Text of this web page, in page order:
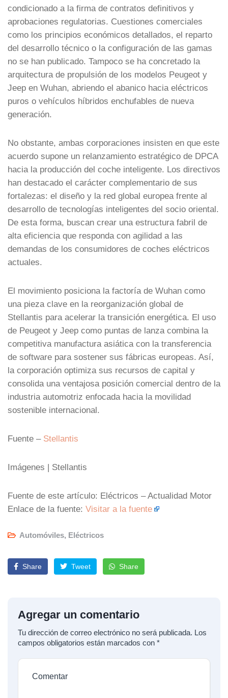
condicionado a la firma de contratos definitivos y
aprobaciones regulatorias. Cuestiones comerciales
como los principios económicos detallados, el reparto
del desarrollo técnico o la configuración de las gamas
no se han publicado. Tampoco se ha concretado la
arquitectura de propulsión de los modelos Peugeot y
Jeep en Wuhan, abriendo el abanico hacia eléctricos
puros o vehículos híbridos enchufables de nueva
generación.
No obstante, ambas corporaciones insisten en que este
acuerdo supone un relanzamiento estratégico de DPCA
hacia la producción del coche inteligente. Los directivos
han destacado el carácter complementario de sus
fortalezas: el diseño y la red global europea frente al
desarrollo de tecnologías inteligentes del socio oriental.
De esta forma, buscan crear una estructura fabril de
alta eficiencia que responda con agilidad a las
demandas de los consumidores de coches eléctricos
actuales.
El movimiento posiciona la factoría de Wuhan como
una pieza clave en la reorganización global de
Stellantis para acelerar la transición energética. El uso
de Peugeot y Jeep como puntas de lanza combina la
competitiva manufactura asiática con la transferencia
de software para sostener sus fábricas europeas. Así,
la corporación optimiza sus recursos de capital y
consolida una ventajosa posición comercial dentro de la
industria automotriz enfocada hacia la movilidad
sostenible internacional.
Fuente – Stellantis
Imágenes | Stellantis
Fuente de este artículo: Eléctricos – Actualidad Motor
Enlace de la fuente: Visitar a la fuente
Automóviles, Eléctricos
Share Tweet Share
Agregar un comentario
Tu dirección de correo electrónico no será publicada. Los
campos obligatorios están marcados con *